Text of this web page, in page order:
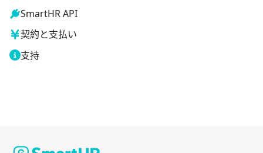
SmartHR API
契約と支払い
支持